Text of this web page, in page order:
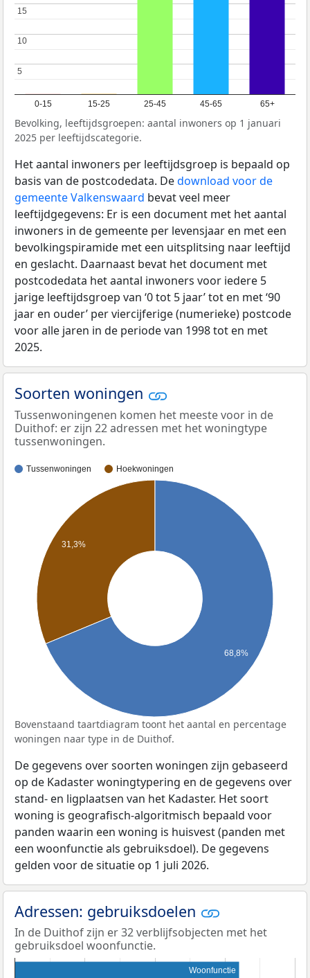
0-15 15-25 25-45 45-65 65+
5
5
10
10
15
15
Bevolking, leeftijdsgroepen: aantal inwoners op 1 januari
2025 per leeftijdscategorie.
Het aantal inwoners per leeftijdsgroep is bepaald op
basis van de postcodedata. Dedownload voor de
gemeente Valkenswaard bevat veel meer
leeftijdgegevens: Er is een document met het aantal
inwoners in de gemeente per levensjaar en met een
bevolkingspiramide met een uitsplitsing naar leeftijd
en geslacht. Daarnaast bevat het document met
postcodedata het aantal inwoners voor iedere 5
jarige leeftijdsgroep van ‘0 tot 5 jaar’ tot en met ‘90
jaar en ouder’ per viercijferige (numerieke) postcode
voor alle jaren in de periode van 1998 tot en met
2025.
Soorten woningen
Tussenwoningenen komen het meeste voor in de
Duithof: er zijn 22 adressen met het woningtype
tussenwoningen.
Tussenwoningen Hoekwoningen
31,3%
68,8%
Bovenstaand taartdiagram toont het aantal en percentage
woningen naar type in de Duithof.
De gegevens over soorten woningen zijn gebaseerd
op de Kadaster woningtypering en de gegevens over
stand- en ligplaatsen van het Kadaster. Het soort
woning is geografisch-algoritmisch bepaald voor
panden waarin een woning is huisvest (panden met
een woonfunctie als gebruiksdoel). De gegevens
gelden voor de situatie op 1 juli 2026.
Adressen: gebruiksdoelen
In de Duithof zijn er 32 verblijfsobjecten met het
gebruiksdoel woonfunctie.
Woonfunctie